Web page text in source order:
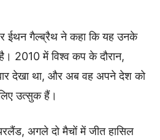
ईथन गैल्ब्रैथ ने कहा कि यह उनके
2010 में विश्व कप के दौरान,
देखा था, और अब वह अपने देश को
उत्सुक हैं।
अगले दो मैचों में जीत हासिल